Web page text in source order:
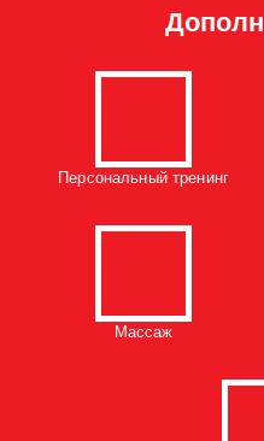
Персональный тренинг
Массаж